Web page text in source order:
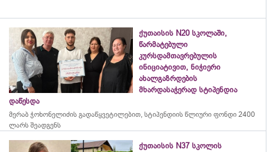
ქუთაისის N20 სკოლაში,
წარმატებული
კურსდამთავრებულის
ინიციატივით, ნიჭიერი
ახალგაზრდების
მხარდასაჭერად სტიპენდია
დაწესდა
მერაბ ჭოხონელიძის გადაწყვეტილებით, სტიპენდიის წლიური ფონდი 2400
ლარს შეადგენს
ქუთაისის N37 სკოლის